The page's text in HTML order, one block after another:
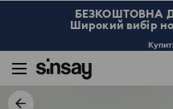
БЕЗКОШТОВНА
Широкий вибір